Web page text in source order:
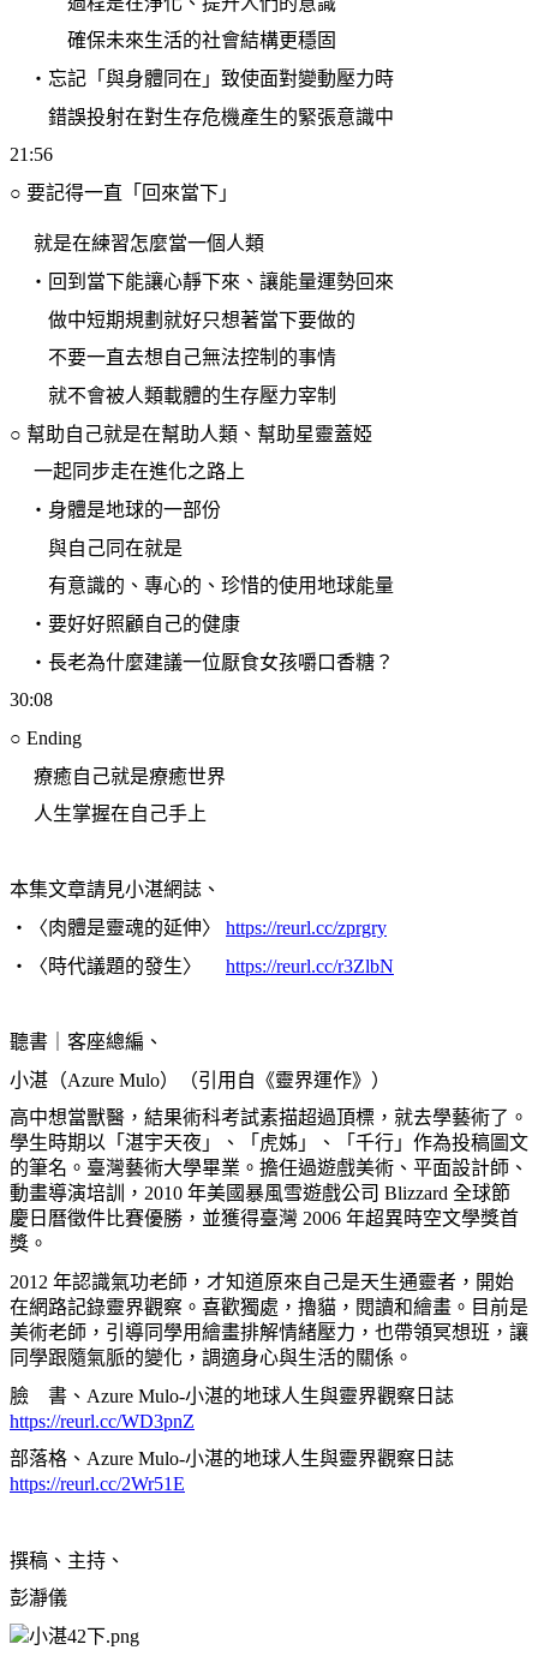
確保未來生活的社會結構更穩固
・忘記「與身體同在」致使面對變動壓力時
錯誤投射在對生存危機產生的緊張意識中
21:56
○ 要記得一直「回來當下」
就是在練習怎麼當一個人類
・回到當下能讓心靜下來、讓能量運勢回來
做中短期規劃就好只想著當下要做的
不要一直去想自己無法控制的事情
就不會被人類載體的生存壓力宰制
○ 幫助自己就是在幫助人類、幫助星靈蓋婭
一起同步走在進化之路上
・身體是地球的一部份
與自己同在就是
有意識的、專心的、珍惜的使用地球能量
・要好好照顧自己的健康
・長老為什麼建議一位厭食女孩嚼口香糖？
30:08
○ Ending
療癒自己就是療癒世界
人生掌握在自己手上
本集文章請見小湛網誌 、
・〈肉體是靈魂的延伸〉
https://reurl.cc/zprgry
・〈時代議題的發生〉
https://reurl.cc/r3ZlbN
聽書｜客座總編、
小湛（Azure Mulo）（引用自《靈界運作》）
高中想當獸醫，結果術科考試素描超過頂標，就去學藝術了。
學生時期以「湛宇天夜」、「虎姊」、「千行」作為投稿圖文
的筆名。臺灣藝術大學畢業。擔任過遊戲美術、平面設計師、
動畫導演培訓，2010 年美國暴風雪遊戲公司 Blizzard 全球節
慶日曆徵件比賽優勝，並獲得臺灣 2006 年超異時空文學獎首
獎。
2012 年認識氣功老師，才知道原來自己是天生通靈者，開始
在網路記錄靈界觀察。喜歡獨處，擼貓，閱讀和繪畫。目前是
美術老師，引導同學用繪畫排解情緒壓力，也帶領冥想班，讓
同學跟隨氣脈的變化，調適身心與生活的關係。
臉 書、Azure Mulo-小湛的地球人生與靈界觀察日誌
https://reurl.cc/WD3pnZ
部落格、Azure Mulo-小湛的地球人生與靈界觀察日誌
https://reurl.cc/2Wr51E
撰稿、主持、
彭瀞儀